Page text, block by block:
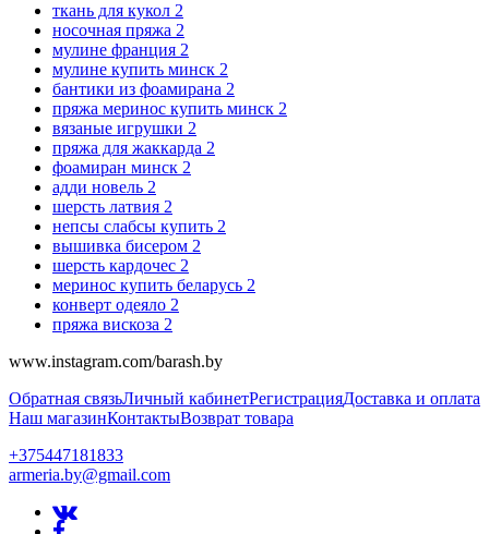
ткань для кукол 2
носочная пряжа 2
мулине франция 2
мулине купить минск 2
бантики из фоамирана 2
пряжа меринос купить минск 2
вязаные игрушки 2
пряжа для жаккарда 2
фоамиран минск 2
адди новель 2
шерсть латвия 2
непсы слабсы купить 2
вышивка бисером 2
шерсть кардочес 2
меринос купить беларусь 2
конверт одеяло 2
пряжа вискоза 2
www.instagram.com/barash.by
Обратная связьЛичный кабинетРегистрацияДоставка и оплата
Наш магазинКонтактыВозврат товара
+375447181833
armeria.by@gmail.com